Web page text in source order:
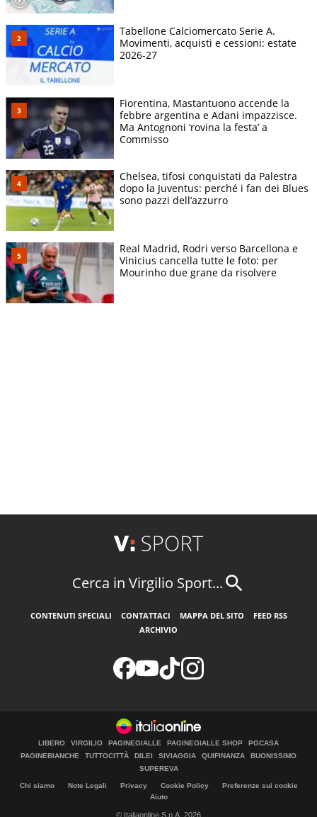
Tabellone Calciomercato Serie A.
Movimenti, acquisti e cessioni: estate
2026-27
Fiorentina, Mastantuono accende la
febbre argentina e Adani impazzisce.
Ma Antognoni ‘rovina la festa’ a
Commisso
Chelsea, tifosi conquistati da Palestra
dopo la Juventus: perché i fan dei Blues
sono pazzi dell’azzurro
Real Madrid, Rodri verso Barcellona e
Vinicius cancella tutte le foto: per
Mourinho due grane da risolvere
Cerca in Virgilio Sport...
CONTENUTI SPECIALI CONTATTACI MAPPA DEL SITO
FEED RSS
ARCHIVIO
LIBERO VIRGILIO PAGINEGIALLE PAGINEGIALLE SHOP
PGCASA
PAGINEBIANCHE
TUTTOCITTÀ DILEI SIVIAGGIA QUIFINANZA
BUONISSIMO
SUPEREVA
Chi siamo Note Legali Privacy Cookie Policy
Preferenze sui cookie
Aiuto
© Italiaonline S.p.A. 2026